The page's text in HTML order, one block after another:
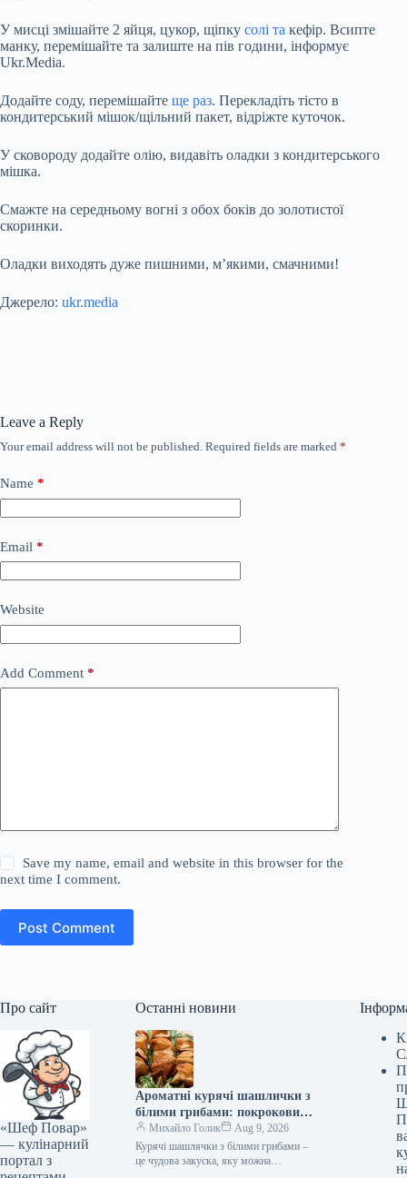
У мисці змішайте 2 яйця, цукор, щіпку солі та кефір. Всипте
манку, перемішайте та залиште на пів години, інформує
Ukr.Media.
Додайте соду, перемішайте ще раз. Перекладіть тісто в
кондитерський мішок/щільний пакет, відріжте куточок.
У сковороду додайте олію, видавіть оладки з кондитерського
мішка.
Смажте на середньому вогні з обох боків до золотистої
скоринки.
Оладки виходять дуже пишними, м’якими, смачними!
Джерело: ukr.media
Leave a Reply
Your email address will not be published. Required fields are marked *
Name *
Email *
Website
Add Comment *
Save my name, email and website in this browser for the
next time I comment.
Post Comment
Про сайт
«Шеф Повар»
— кулінарний
портал з
Останні новини
Ароматні курячі шашлички з
білими грибами: покроковий
рецепт з фото
Михайло Голик
Aug 9, 2026
Курячі шашлячки з білими грибами –
це чудова закуска, яку можна